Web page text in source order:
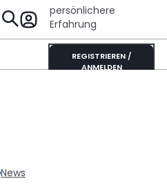
persönlichere
Erfahrung
REGISTRIEREN /
ANMELDEN
News